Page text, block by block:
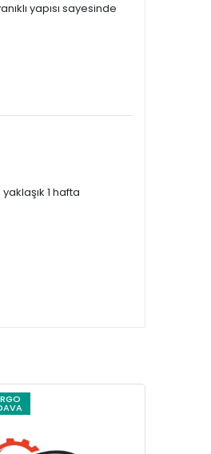
yapısı sayesinde
1 hafta